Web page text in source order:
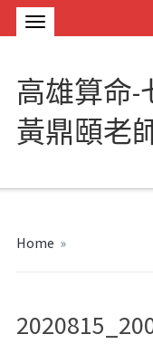
高雄算命-
黃鼎頤老
Home »